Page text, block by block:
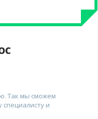
Так мы сможем
и